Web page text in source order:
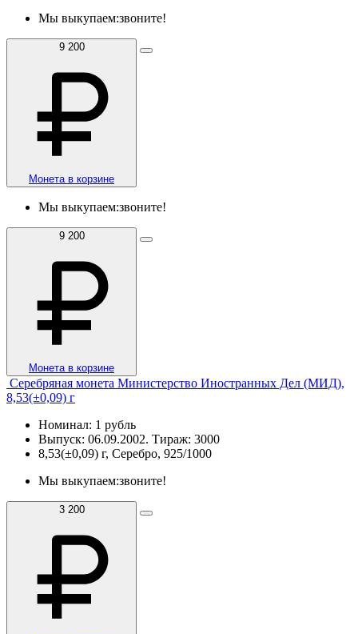
Мы выкупаем:звоните!
9 200
Монета в корзине
Мы выкупаем:звоните!
9 200
Монета в корзине
Серебряная монета Министерство Иностранных Дел (МИД),
8,53(±0,09) г
Номинал: 1 рубль
Выпуск: 06.09.2002. Тираж: 3000
8,53(±0,09) г, Серебро, 925/1000
Мы выкупаем:звоните!
3 200